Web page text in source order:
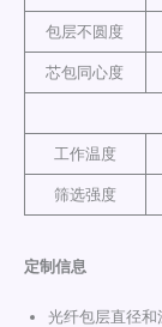
包层不圆度
芯包同心度
工作温度
筛选强度
定制信息
光纤包层直径和